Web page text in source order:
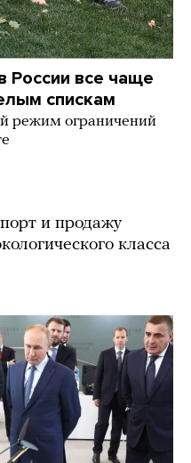
России все чаще
спискам
режим ограничений
и продажу
класса